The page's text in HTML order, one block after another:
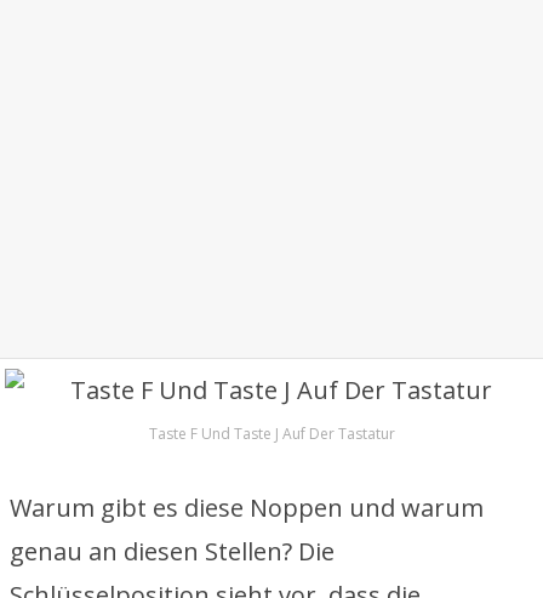
Taste F Und Taste J Auf Der Tastatur
Warum gibt es diese Noppen und warum
genau an diesen Stellen? Die